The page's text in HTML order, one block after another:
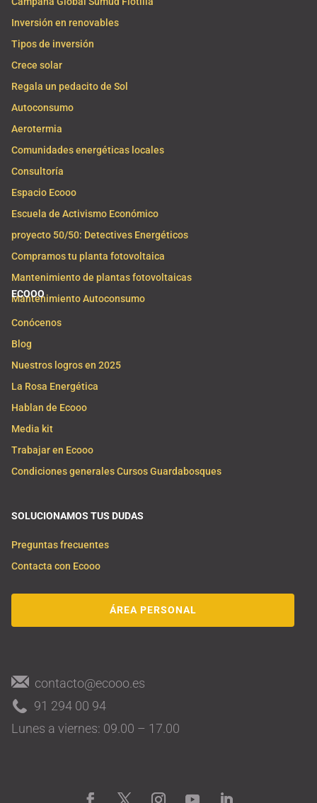
Inversión en renovables
Tipos de inversión
Crece solar
Regala un pedacito de Sol
Autoconsumo
Aerotermia
Comunidades energéticas locales
Consultoría
Espacio Ecooo
Escuela de Activismo Económico
proyecto 50/50: Detectives Energéticos
Compramos tu planta fotovoltaica
Mantenimiento de plantas fotovoltaicas
Mantenimiento Autoconsumo
ECOOO
Conócenos
Blog
Nuestros logros en 2025
La Rosa Energética
Hablan de Ecooo
Media kit
Trabajar en Ecooo
Condiciones generales Cursos Guardabosques
SOLUCIONAMOS TUS DUDAS
Preguntas frecuentes
Contacta con Ecooo
ÁREA PERSONAL
contacto@ecooo.es
91 294 00 94
Lunes a viernes: 09.00 – 17.00